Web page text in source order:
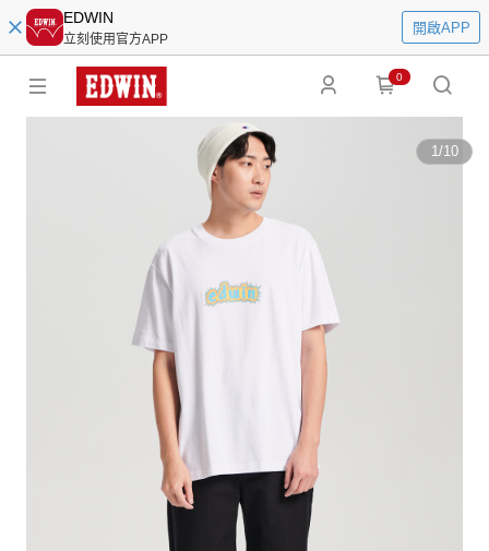
EDWIN
立刻使用官方APP
開啟APP
0
1/10